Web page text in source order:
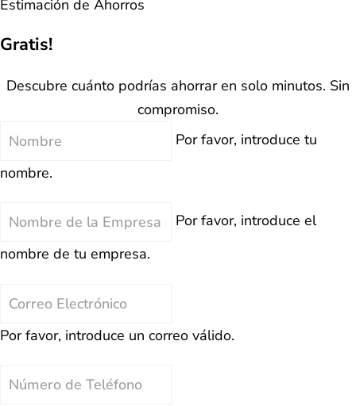
Estimación de Ahorros
Gratis!
Descubre cuánto podrías ahorrar en solo minutos. Sin
compromiso.
Nombre
Por favor, introduce tu
nombre.
Nombre
la
Por favor, introduce el
nombre de tu empresa.
Correo
Por favor, introduce un correo válido.
Teléfono